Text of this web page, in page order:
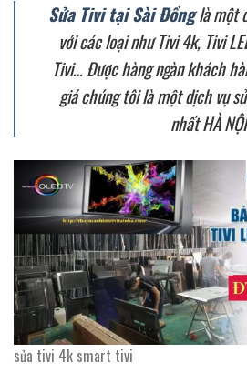
Sửa Tivi tại Sài Đồnglà một
với các loại như Tivi 4k, Tivi
Tivi… Được hàng ngàn khách
giá chúng tôi là một dịch vụ
nhất HÀ
sửa tivi 4k smart tivi